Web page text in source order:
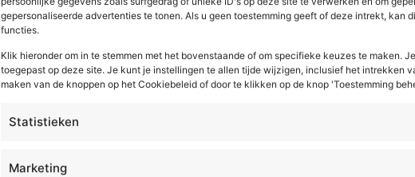
gepersonaliseerde advertenties te tonen. Als u geen toestemming geeft of deze intrekt, kan
functies.
Klik hieronder om in te stemmen met het bovenstaande of om specifieke keuzes te maken.
toegepast op deze site. Je kunt je instellingen te allen tijde wijzigen, inclusief het intrekken
maken van de knoppen op het Cookiebeleid of door te klikken op de knop 'Toestemming
Statistieken
Marketing